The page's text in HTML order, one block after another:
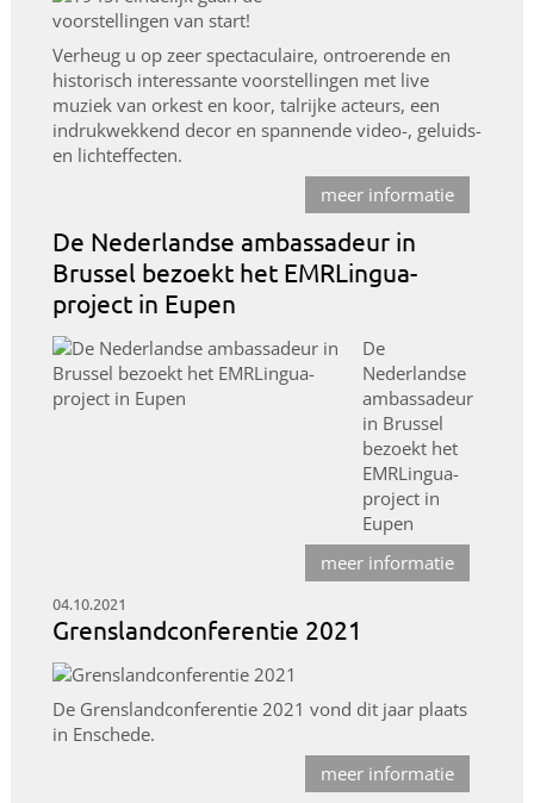
Verheug u op zeer spectaculaire, ontroerende en
historisch interessante voorstellingen met live
muziek van orkest en koor, talrijke acteurs, een
indrukwekkend decor en spannende video-, geluids-
en lichteffecten.
meer informatie
De Nederlandse ambassadeur in
Brussel bezoekt het EMRLingua-
project in Eupen
De
Nederlandse
ambassadeur
in Brussel
bezoekt het
EMRLingua-
project in
Eupen
meer informatie
04.10.2021
Grenslandconferentie 2021
De Grenslandconferentie 2021 vond dit jaar plaats
in Enschede.
meer informatie